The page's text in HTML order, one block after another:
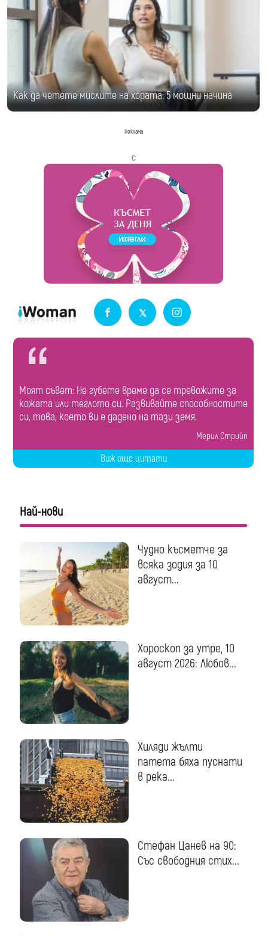
Как да четете мислите на хората: 5 мощни начина
Реклама
с
Моят съвет: Не губете време да се тревожите за
кожата или теглото си. Развивайте способностите
си, това, което ви е дадено на тази земя.
Мерил Стрийп
Виж още цитати
Най-нови
Чудно късметче за
всяка зодия за 10
август...
Хороскоп за утре, 10
август 2026: Любов...
Хиляди жълти
патета бяха пуснати
в река...
Стефан Цанев на 90:
Със свободния стих...